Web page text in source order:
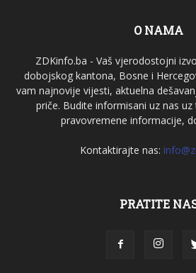
O NAMA
ZDKinfo.ba - Vaš vjerodostojni
dobojskog kantona, Bosne i
vam najnovije vijesti, aktuelna
priče. Budite informisani uz nas
pravovremene informacije,
Kontaktirajte nas:
PRATITE